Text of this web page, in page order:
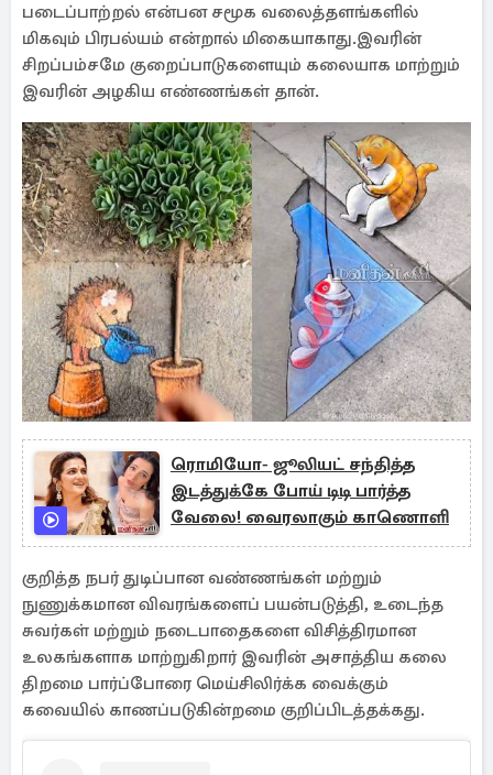
படைப்பாற்றல் என்பன சமூக வலைத்தளங்களில்
மிகவும் பிரபல்யம் என்றால் மிகையாகாது.இவரின்
சிறப்பம்சமே குறைப்பாடுகளையும் கலையாக மாற்றும்
இவரின் அழகிய எண்ணங்கள் தான்.
ரொமியோ- ஜூலியட் சந்தித்த
இடத்துக்கே போய் டிடி பார்த்த
வேலை! வைரலாகும் காணொளி
குறித்த நபர் துடிப்பான வண்ணங்கள் மற்றும்
நுணுக்கமான விவரங்களைப் பயன்படுத்தி, உடைந்த
சுவர்கள் மற்றும் நடைபாதைகளை விசித்திரமான
உலகங்களாக மாற்றுகிறார் இவரின் அசாத்திய கலை
திறமை பார்ப்போரை மெய்சிலிர்க்க வைக்கும்
கவையில் காணப்படுகின்றமை குறிப்பிடத்தக்கது.